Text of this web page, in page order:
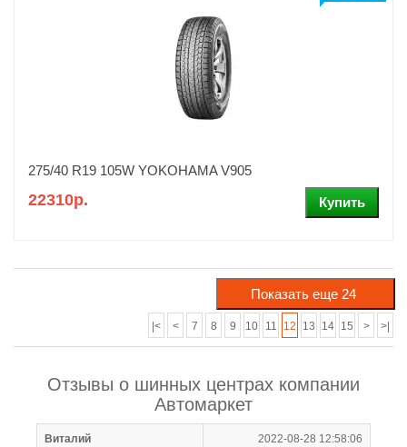
275/40 R19 105W YOKOHAMA V905
22310р.
|< < 7 8 9 10 11 12 13 14 15 > >|
Отзывы о шинных центрах компании
Автомаркет
Виталий 2022-08-28 12:58:06